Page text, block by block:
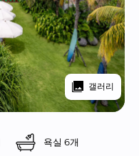
갤러리
욕실 6개